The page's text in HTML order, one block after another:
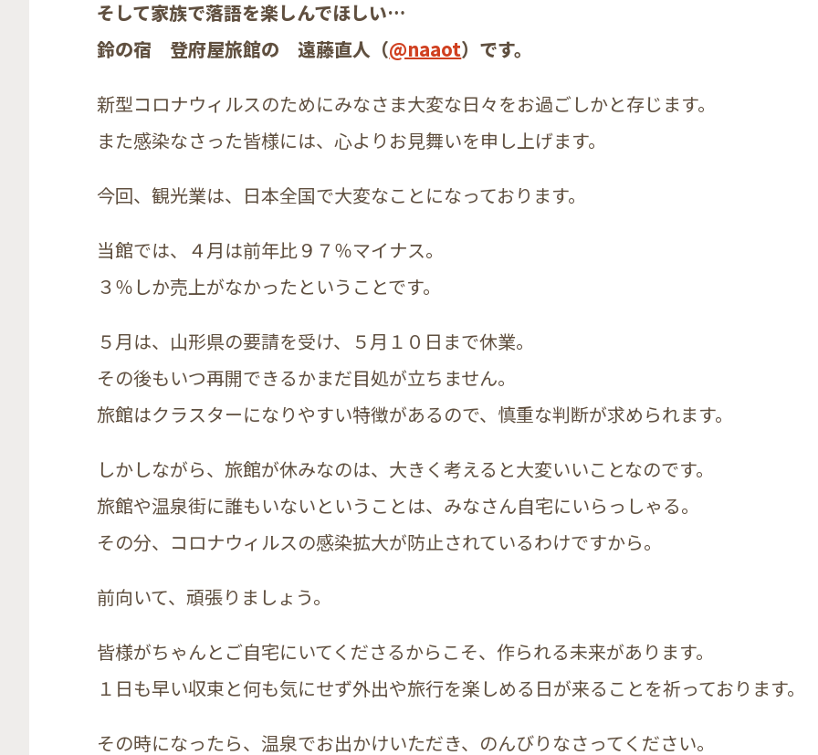
そして家族で落語を楽しんでほしい…
鈴の宿 登府屋旅館の 遠藤直人（@naaot）です。
新型コロナウィルスのためにみなさま大変な日々をお過ごしかと存じます。
また感染なさった皆様には、心よりお見舞いを申し上げます。
今回、観光業は、日本全国で大変なことになっております。
当館では、４月は前年比９７％マイナス。
３％しか売上がなかったということです。
５月は、山形県の要請を受け、５月１０日まで休業。
その後もいつ再開できるかまだ目処が立ちません。
旅館はクラスターになりやすい特徴があるので、慎重な判断が求められます。
しかしながら、旅館が休みなのは、大きく考えると大変いいことなのです。
旅館や温泉街に誰もいないということは、みなさん自宅にいらっしゃる。
その分、コロナウィルスの感染拡大が防止されているわけですから。
前向いて、頑張りましょう。
皆様がちゃんとご自宅にいてくださるからこそ、作られる未来があります。
１日も早い収束と何も気にせず外出や旅行を楽しめる日が来ることを祈っております。
その時になったら、温泉でお出かけいただき、のんびりなさってください。